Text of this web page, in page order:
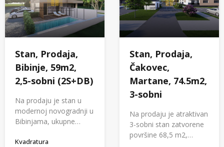
Stan, Prodaja,
Bibinje, 59m2,
2,5-sobni (2S+DB)
Na prodaju je stan u
modernoj novogradnji u
Bibinjama, ukupne…
Kvadratura
Stan, Prodaja,
Čakovec,
Martane, 74.5m2,
3-sobni
Na prodaju je atraktivan
3-sobni stan zatvorene
površine 68,5 m2,…